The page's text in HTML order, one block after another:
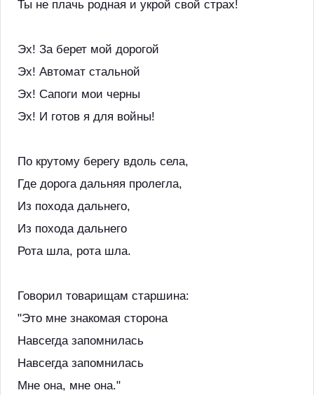
Ты не плачь родная и укрой свой страх!
Эх! За берет мой дорогой
Эх! Автомат стальной
Эх! Сапоги мои черны
Эх! И готов я для войны!
По крутому берегу вдоль села,
Где дорога дальняя пролегла,
Из похода дальнего,
Из похода дальнего
Рота шла, рота шла.
Говорил товарищам старшина:
"Это мне знакомая сторона
Навсегда запомнилась
Навсегда запомнилась
Мне она, мне она."